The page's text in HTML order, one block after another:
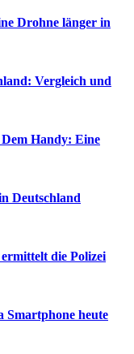
Drohne länger in
Vergleich und
Handy: Eine
Deutschland
die Polizei
Smartphone heute